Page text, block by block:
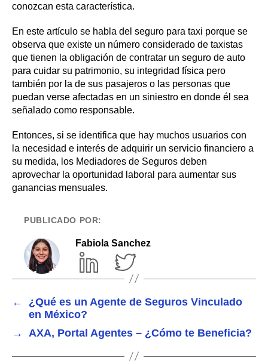
conozcan esta característica.
En este artículo se habla del seguro para taxi porque se
observa que existe un número considerado de taxistas
que tienen la obligación de contratar un seguro de auto
para cuidar su patrimonio, su integridad física pero
también por la de sus pasajeros o las personas que
puedan verse afectadas en un siniestro en donde él sea
señalado como responsable.
Entonces, si se identifica que hay muchos usuarios con
la necesidad e interés de adquirir un servicio financiero a
su medida, los Mediadores de Seguros deben
aprovechar la oportunidad laboral para aumentar sus
ganancias mensuales.
PUBLICADO POR:
Fabiola Sanchez
←
¿Qué es un Agente de Seguros Vinculado
en México?
→
AXA, Portal Agentes – ¿Cómo te Beneficia?